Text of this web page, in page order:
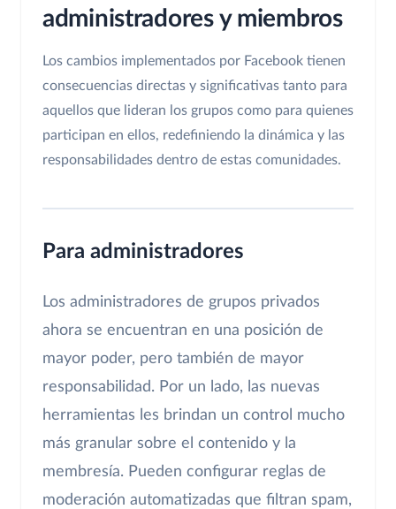
administradores y miembros
Los cambios implementados por Facebook tienen
consecuencias directas y significativas tanto para
aquellos que lideran los grupos como para quienes
participan en ellos, redefiniendo la dinámica y las
responsabilidades dentro de estas comunidades.
Para administradores
Los administradores de grupos privados
ahora se encuentran en una posición de
mayor poder, pero también de mayor
responsabilidad. Por un lado, las nuevas
herramientas les brindan un control mucho
más granular sobre el contenido y la
membresía. Pueden configurar reglas de
moderación automatizadas que filtran spam,